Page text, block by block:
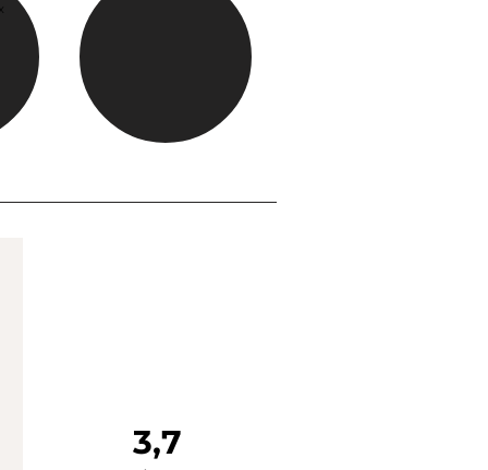
3,7